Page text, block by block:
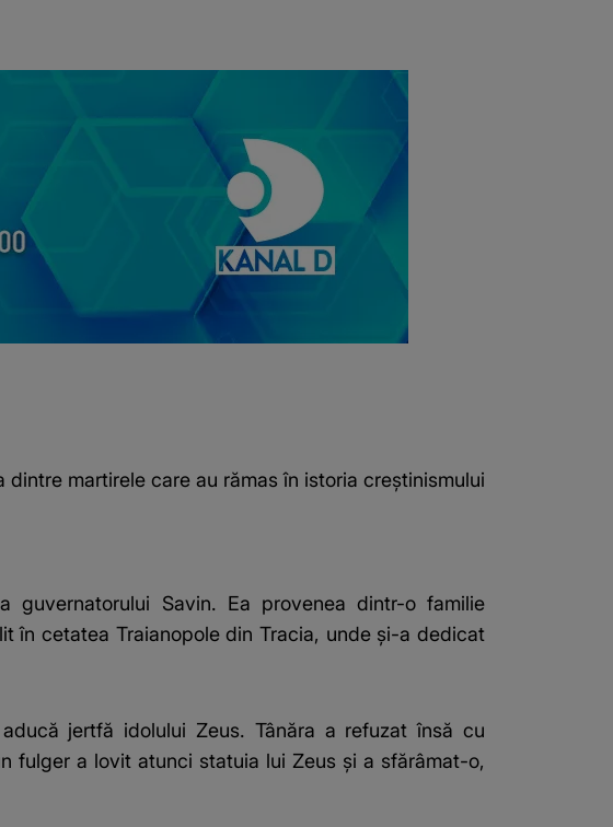
martirele care au rămas în istoria creștinismului
Savin. Ea provenea dintr-o familie
în cetatea Traianopole din Tracia, unde și-a dedicat
jertfă idolului Zeus. Tânăra a refuzat însă cu
fulger a lovit atunci statuia lui Zeus și a sfărâmat-o,